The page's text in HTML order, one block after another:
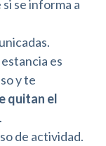
se informa a
es
y te
quitan el
.
de actividad.